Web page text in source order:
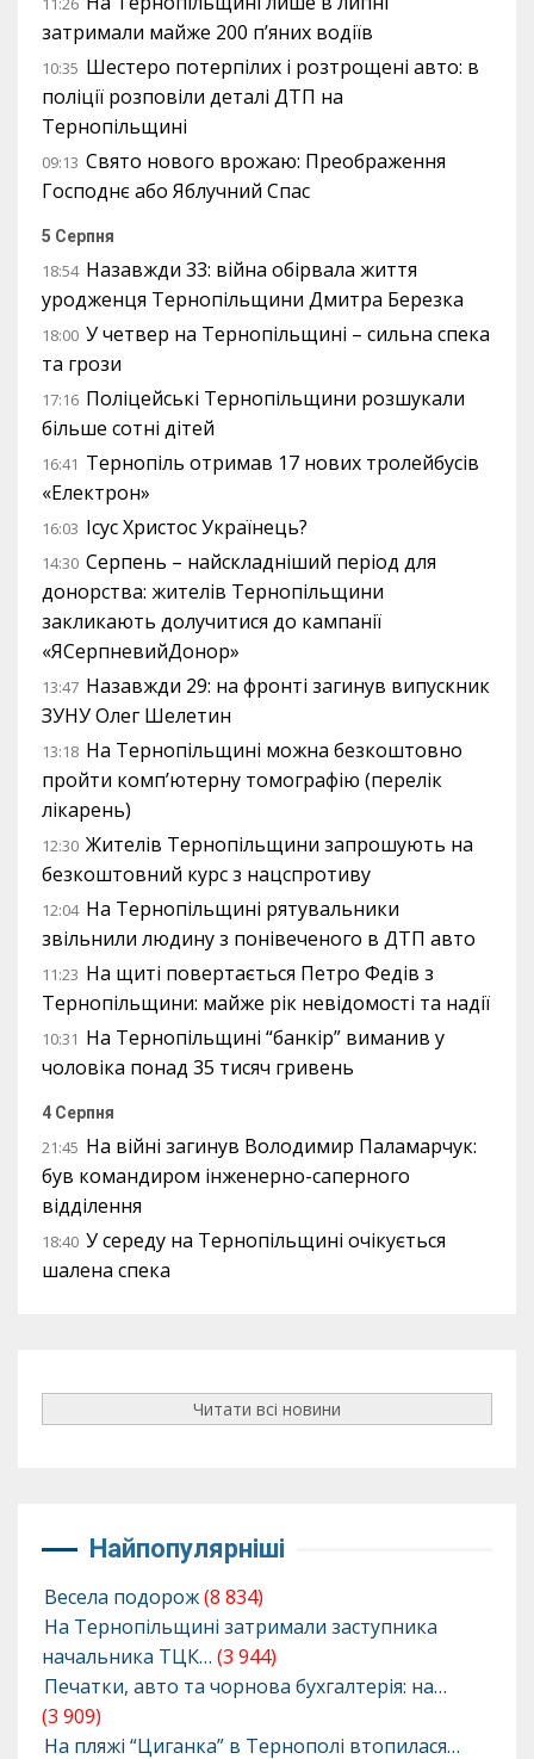
затримали майже 200 п’яних водіїв
10:35 Шестеро потерпілих і розтрощені авто: в
поліції розповіли деталі ДТП на
Тернопільщині
09:13 Свято нового врожаю: Преображення
Господнє або Яблучний Спас
5 Серпня
18:54 Назавжди 33: війна обірвала життя
уродженця Тернопільщини Дмитра Березка
18:00 У четвер на Тернопільщині – сильна спека
та грози
17:16 Поліцейські Тернопільщини розшукали
більше сотні дітей
16:41 Тернопіль отримав 17 нових тролейбусів
«Електрон»
16:03 Ісус Христос Українець?
14:30 Серпень – найскладніший період для
донорства: жителів Тернопільщини
закликають долучитися до кампанії
«ЯСерпневийДонор»
13:47 Назавжди 29: на фронті загинув випускник
ЗУНУ Олег Шелетин
13:18 На Тернопільщині можна безкоштовно
пройти комп’ютерну томографію (перелік
лікарень)
12:30 Жителів Тернопільщини запрошують на
безкоштовний курс з нацспротиву
12:04 На Тернопільщині рятувальники
звільнили людину з понівеченого в ДТП авто
11:23 На щиті повертається Петро Федів з
Тернопільщини: майже рік невідомості та надії
10:31 На Тернопільщині “банкір” виманив у
чоловіка понад 35 тисяч гривень
4 Серпня
21:45 На війні загинув Володимир Паламарчук:
був командиром інженерно-саперного
відділення
18:40 У середу на Тернопільщині очікується
шалена спека
Читати всі новини
Найпопулярніші
Весела подорож(8 834)
На Тернопільщині затримали заступника
начальника ТЦК… (3 944)
Печатки, авто та чорнова бухгалтерія: на…
(3 909)
На пляжі “Циганка” в Тернополі втопилася…